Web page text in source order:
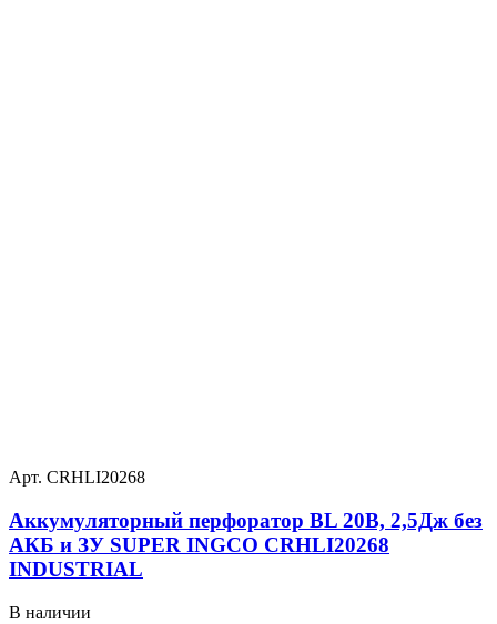
Арт. CRHLI20268
Аккумуляторный перфоратор BL 20В, 2,5Дж без
АКБ и ЗУ SUPER INGCO CRHLI20268
INDUSTRIAL
В наличии